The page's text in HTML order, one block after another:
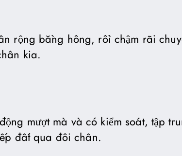
rộng bằng hông, rồi chậm rãi
kia.
mượt mà và có kiểm soát, tập
đất qua đôi chân.